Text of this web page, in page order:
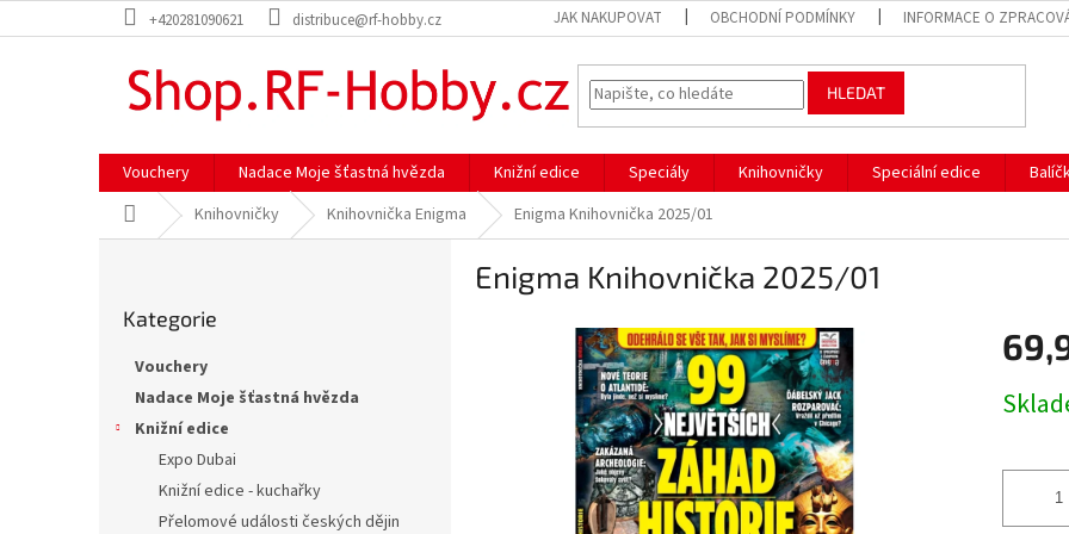
na
+420281090621 distribuce@rf-hobby.cz JAK NAKUPOVAT OBCHODNÍ PODMÍNKY INFORMACE O
HLEDAT
Vouchery Nadace Moje šťastná hvězda Knižní edice Speciály Knihovničky Speciální edice
Domů Knihovničky Knihovnička Enigma Enigma Knihovnička 2025/01
kategorie
Kategorie
Vouchery
Nadace Moje šťastná hvězda
Knižní edice
Expo Dubai
Knižní edice - kuchařky
Přelomové události českých dějin
Enigma Knihovnička 2025/01
cena: